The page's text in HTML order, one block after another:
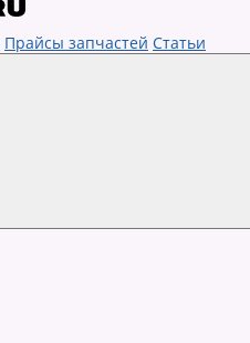
Прайсы запчастей Статьи